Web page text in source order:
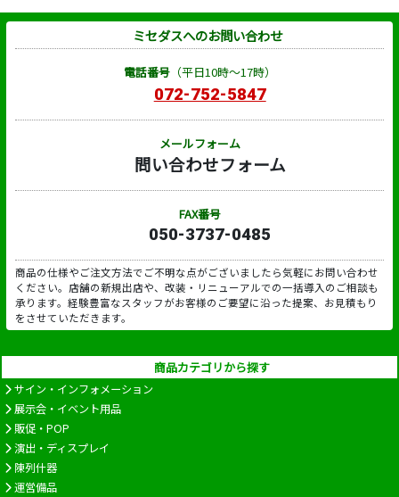
ミセダスへのお問い合わせ
電話番号（平日10時～17時）
072-752-5847
メールフォーム
問い合わせフォーム
FAX番号
050-3737-0485
商品の仕様やご注文方法でご不明な点がございましたら気軽にお問い合わせ
ください。店舗の新規出店や、改装・リニューアルでの一括導入のご相談も
承ります。経験豊富なスタッフがお客様のご要望に沿った提案、お見積もり
をさせていただきます。
商品カテゴリから探す
サイン・インフォメーション
展示会・イベント用品
販促・POP
演出・ディスプレイ
陳列什器
運営備品